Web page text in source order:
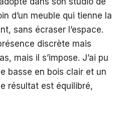
d’un meuble qui tienne la
sans écraser l’espace.
discrète mais
mais il s’impose. J’ai pu
basse en bois clair et un
résultat est équilibré,